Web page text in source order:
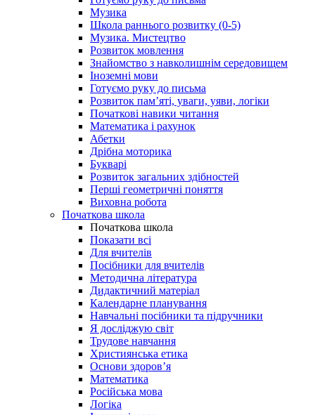
Музика
Школа раннього розвитку (0-5)
Музика. Мистецтво
Розвиток мовлення
Знайомство з навколишнім середовищем
Іноземні мови
Готуємо руку до письма
Розвиток пам’яті, уваги, уяви, логіки
Початкові навики читання
Математика і рахунок
Абетки
Дрібна моторика
Букварі
Розвиток загальних здібностей
Перші геометричні поняття
Виховна робота
Початкова школа
Початкова школа
Показати всі
Для вчителів
Посібники для вчителів
Методична література
Дидактичний матеріал
Календарне планування
Навчальні посібники та підручники
Я досліджую світ
Трудове навчання
Християнська етика
Основи здоров’я
Математика
Російська мова
Логіка